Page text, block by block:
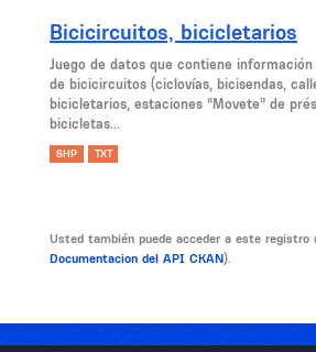
Bicicircuitos, bicicletarios
Juego de datos que contiene
de bicicircuitos (ciclovías, bicisendas,
bicicletarios, estaciones “Movete” de
bicicletas...
SHP TXT
Usted también puede acceder a este registro
Documentacion del API CKAN).